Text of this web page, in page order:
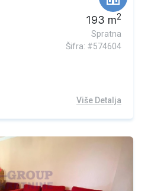
193 m2
Spratna
Šifra: #574604
Više Detalja